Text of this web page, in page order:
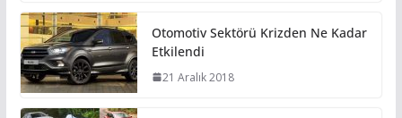
Otomotiv Sektörü Krizden Ne Kadar
Etkilendi
21 Aralık 2018